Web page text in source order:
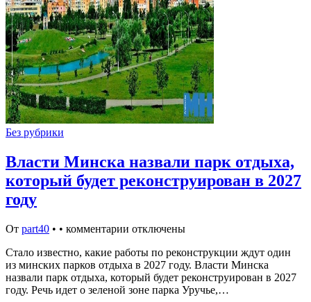
Без рубрики
Власти Минска назвали парк отдыха,
который будет реконструирован в 2027
году
От part40 • • комментарии отключены
Стало известно, какие работы по реконструкции ждут один
из минских парков отдыха в 2027 году. Власти Минска
назвали парк отдыха, который будет реконструирован в 2027
году. Речь идет о зеленой зоне парка Уручье,…